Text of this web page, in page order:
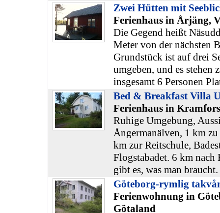
Zwei Hütten mit
Ferienhaus in Årjäng,
Die Gegend heißt
Meter von der nächsten
Grundstück ist auf drei
umgeben, und es stehen
insgesamt 6 Personen
Bed & Breakfast Villa
Ferienhaus in
Ruhige Umgebung,
Ångermanälven, 1 km
km zur Reitschule,
Flogstabadet. 6 km
gibt es, was man braucht.
Göteborg-rymlig
Ferienwohnung in
Götaland